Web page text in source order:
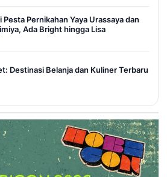
Pesta Pernikahan Yaya Urassaya dan
Ada Bright hingga Lisa
Destinasi Belanja dan Kuliner Terbaru